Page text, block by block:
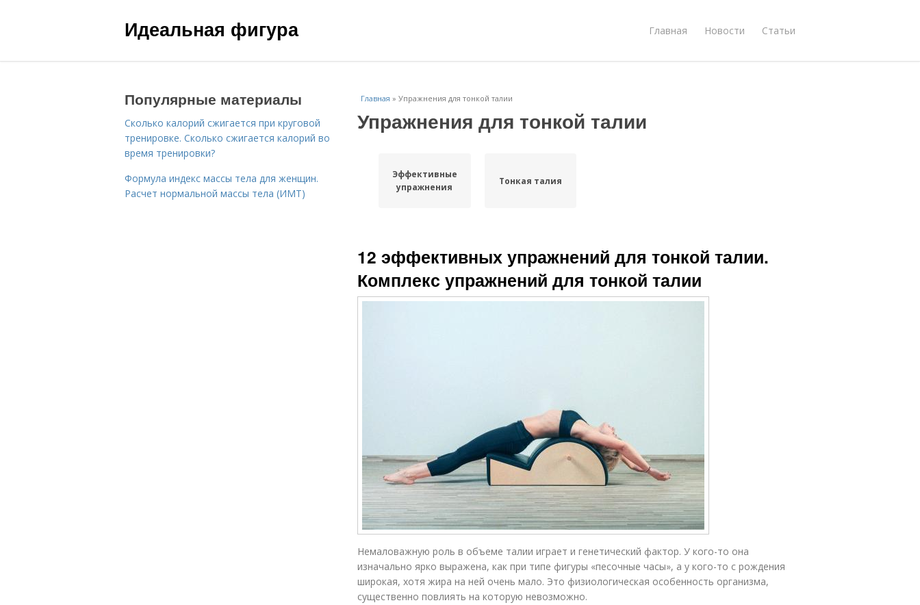
Идеальная фигура Главная Новости Статьи
Главная » Упражнения для тонкой талии
Упражнения для тонкой талии
Эффективные
упражнения
Тонкая талия
12 эффективных упражнений для тонкой талии.
Комплекс упражнений для тонкой талии
Немаловажную роль в объеме талии играет и генетический фактор. У кого-то она
изначально ярко выражена, как при типе фигуры «песочные часы», а у кого-то с рождения
широкая, хотя жира на ней очень мало. Это физиологическая особенность организма,
существенно повлиять на которую невозможно.
Популярные материалы
Сколько калорий сжигается при круговой
тренировке. Сколько сжигается калорий во
время тренировки?
Формула индекс массы тела для женщин.
Расчет нормальной массы тела (ИМТ)